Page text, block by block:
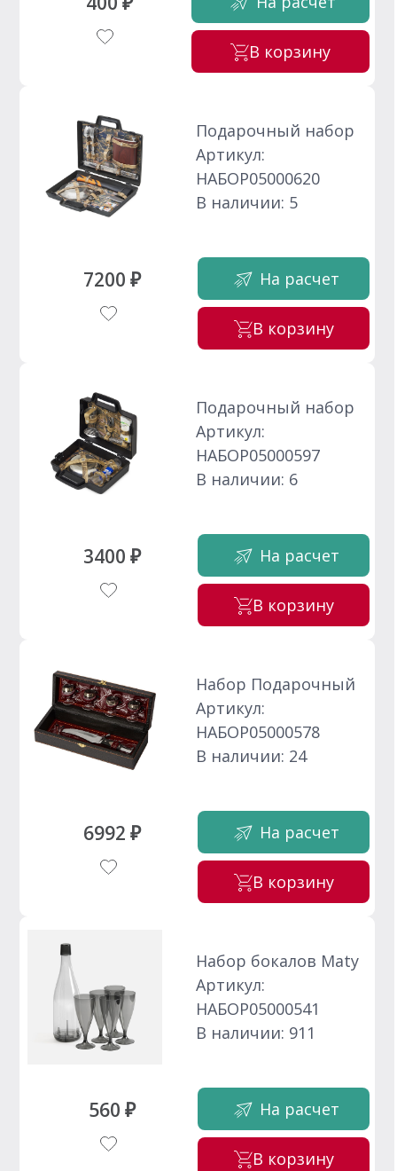
В корзину
7200 ₽
Подарочный набор
Артикул:
НАБОР05000620
В наличии: 5
На расчет
В корзину
3400 ₽
Подарочный набор
Артикул:
НАБОР05000597
В наличии: 6
На расчет
В корзину
6992 ₽
Набор Подарочный
Артикул:
НАБОР05000578
В наличии: 24
На расчет
В корзину
560 ₽
Набор бокалов Maty
Артикул:
НАБОР05000541
В наличии: 911
На расчет
В корзину